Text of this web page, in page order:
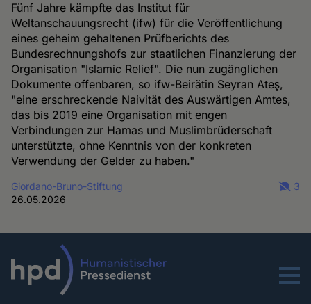
Fünf Jahre kämpfte das Institut für
Weltanschauungsrecht (ifw) für die Veröffentlichung
eines geheim gehaltenen Prüfberichts des
Bundesrechnungshofs zur staatlichen Finanzierung der
Organisation "Islamic Relief". Die nun zugänglichen
Dokumente offenbaren, so ifw-Beirätin Seyran Ateş,
"eine erschreckende Naivität des Auswärtigen Amtes,
das bis 2019 eine Organisation mit engen
Verbindungen zur Hamas und Muslimbrüderschaft
unterstützte, ohne Kenntnis von der konkreten
Verwendung der Gelder zu haben."
Giordano-Bruno-Stiftung
26.05.2026
3
Menu